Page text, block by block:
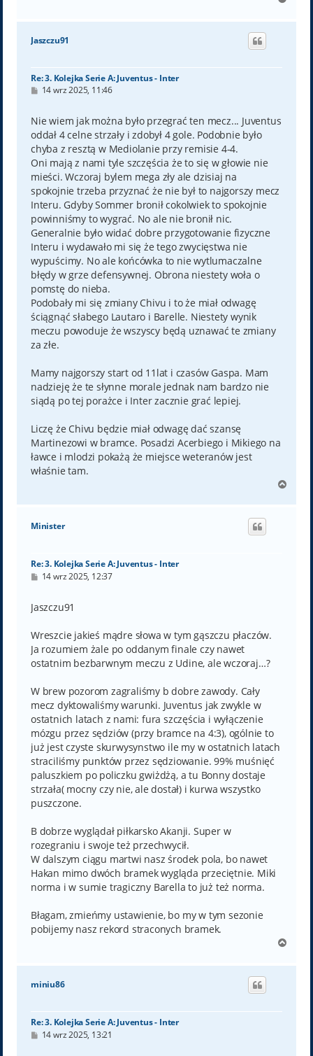
g
Jaszczu91
Re: 3. Kolejka Serie A: Juventus - Inter
P
t
14 wrz 2025, 11:46
Nie wiem jak można było przegrać ten mecz... Juventus
oddał 4 celne strzały i zdobył 4 gole. Podobnie było
chyba z resztą w Mediolanie przy remisie 4-4.
Oni mają z nami tyle szczęścia że to się w głowie nie
mieści. Wczoraj bylem mega zły ale dzisiaj na
spokojnie trzeba przyznać że nie był to najgorszy mecz
Interu. Gdyby Sommer bronił cokolwiek to spokojnie
powinniśmy to wygrać. No ale nie bronił nic.
Generalnie było widać dobre przygotowanie fizyczne
Interu i wydawało mi się że tego zwycięstwa nie
wypuścimy. No ale końcówka to nie wytlumaczalne
błędy w grze defensywnej. Obrona niestety woła o
pomstę do nieba.
Podobały mi się zmiany Chivu i to że miał odwagę
ściągnąć słabego Lautaro i Barelle. Niestety wynik
meczu powoduje że wszyscy będą uznawać te zmiany
za złe.
Mamy najgorszy start od 11lat i czasów Gaspa. Mam
nadzieję że te słynne morale jednak nam bardzo nie
siądą po tej porażce i Inter zacznie grać lepiej.
Liczę że Chivu będzie miał odwagę dać szansę
Martinezowi w bramce. Posadzi Acerbiego i Mikiego na
ławce i mlodzi pokażą że miejsce weteranów jest
właśnie tam.
g
Minister
Re: 3. Kolejka Serie A: Juventus - Inter
P
t
14 wrz 2025, 12:37
Jaszczu91
Wreszcie jakieś mądre słowa w tym gąszczu płaczów.
Ja rozumiem żale po oddanym finale czy nawet
ostatnim bezbarwnym meczu z Udine, ale wczoraj…?
W brew pozorom zagraliśmy b dobre zawody. Cały
mecz dyktowaliśmy warunki. Juventus jak zwykle w
ostatnich latach z nami: fura szczęścia i wyłączenie
mózgu przez sędziów (przy bramce na 4:3), ogólnie to
już jest czyste skurwysynstwo ile my w ostatnich latach
straciliśmy punktów przez sędziowanie. 99% muśnięć
paluszkiem po policzku gwiżdżą, a tu Bonny dostaje
strzała( mocny czy nie, ale dostał) i kurwa wszystko
puszczone.
B dobrze wyglądał piłkarsko Akanji. Super w
rozegraniu i swoje też przechwycił.
W dalszym ciągu martwi nasz środek pola, bo nawet
Hakan mimo dwóch bramek wygląda przeciętnie. Miki
norma i w sumie tragiczny Barella to już też norma.
Błagam, zmieńmy ustawienie, bo my w tym sezonie
pobijemy nasz rekord straconych bramek.
g
miniu86
Re: 3. Kolejka Serie A: Juventus - Inter
P14 wrz 2025, 13:21